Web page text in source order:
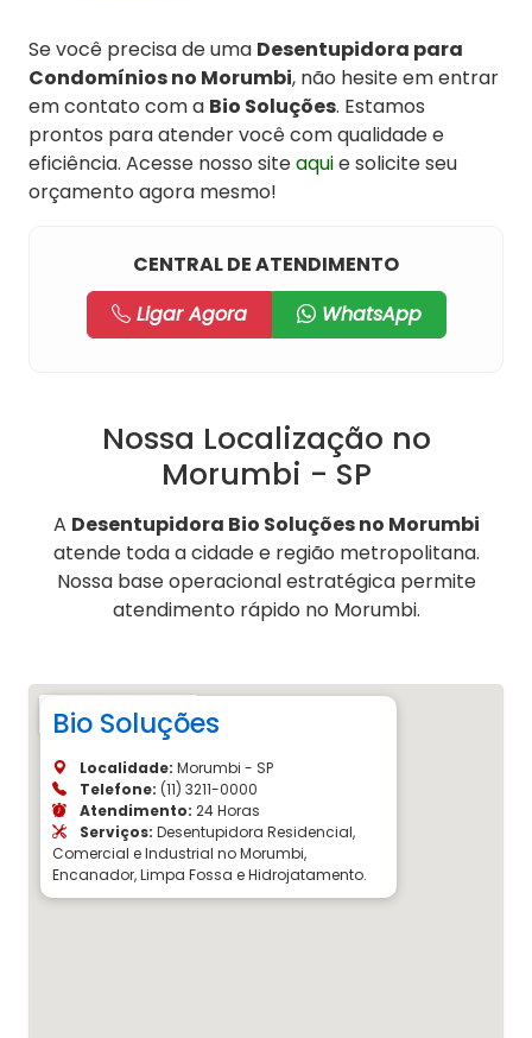
Se você precisa de uma Desentupidora para
Condomínios no Morumbi, não hesite em entrar
em contato com a Bio Soluções. Estamos
prontos para atender você com qualidade e
eficiência. Acesse nosso siteaquie solicite seu
orçamento agora mesmo!
CENTRAL DE ATENDIMENTO
Ligar Agora
WhatsApp
Nossa Localização no
Morumbi - SP
A Desentupidora Bio Soluções no Morumbi
atende toda a cidade e região metropolitana.
Nossa base operacional estratégica permite
atendimento rápido no Morumbi.
Bio Soluções
Localidade: Morumbi - SP
Telefone: (11) 3211-0000
Atendimento: 24 Horas
Serviços: Desentupidora Residencial,
Comercial e Industrial no Morumbi,
Encanador, Limpa Fossa e Hidrojatamento.